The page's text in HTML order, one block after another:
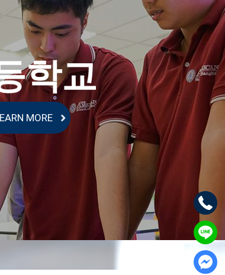
학교
MORE